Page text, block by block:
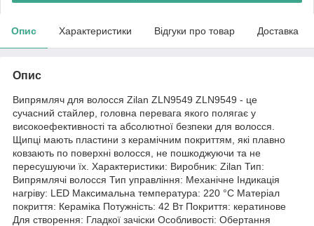
Опис Характеристики Відгуки про товар Доставка
Опис
Випрямляч для волосся Zilan ZLN9549 ZLN9549 - це
сучасний стайлер, головна перевага якого полягає у
високоефективності та абсолютної безпеки для волосся.
Щипці мають пластини з керамічним покриттям, які плавно
ковзають по поверхні волосся, не пошкоджуючи та не
пересушуючи їх. Характеристики: Виробник: Zilan Тип:
Випрямлячі волосся Тип управління: Механічне Індикація
нагріву: LED Максимальна температура: 220 °С Матеріал
покриття: Кераміка Потужність: 42 Вт Покриття: кератинове
Для створення: Гладкої зачіски Особливості: Обертання